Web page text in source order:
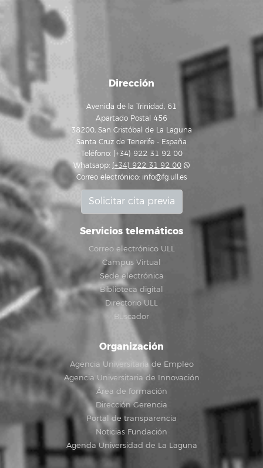
Dirección
Avenida de la Trinidad, 61
Apartado Postal 456
38200, San Cristóbal de La Laguna
Santa Cruz de Tenerife - España
Teléfono: (+34) 922 31 92 00
Whatsapp: (+34) 922 31 92 00
Correo electrónico: info@fg.ull.es
Solicitar cita previa
Servicios telemáticos
Correo electrónico ULL
Campus Virtual
Sede electrónica
Biblioteca digital
Directorio ULL
Buscador
Organización
Agencia Universitaria de Empleo
Agencia Universitaria de Innovación
Área de formación
Dirección Gerencia
Portal de transparencia
Noticias Fundación
Agenda Universidad de La Laguna